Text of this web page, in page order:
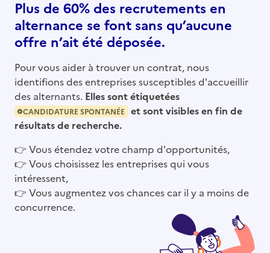
Plus de 60% des recrutements en
alternance se font sans qu’aucune
offre n’ait été déposée.
Pour vous aider à trouver un contrat, nous
identifions des entreprises susceptibles d'accueillir
des alternants. Elles sont étiquetées
CANDIDATURE SPONTANÉE
et sont visibles en fin de
résultats de recherche.
👉 Vous étendez votre champ d'opportunités,
👉 Vous choisissez les entreprises qui vous
intéressent,
👉 Vous augmentez vos chances car il y a moins de
concurrence.